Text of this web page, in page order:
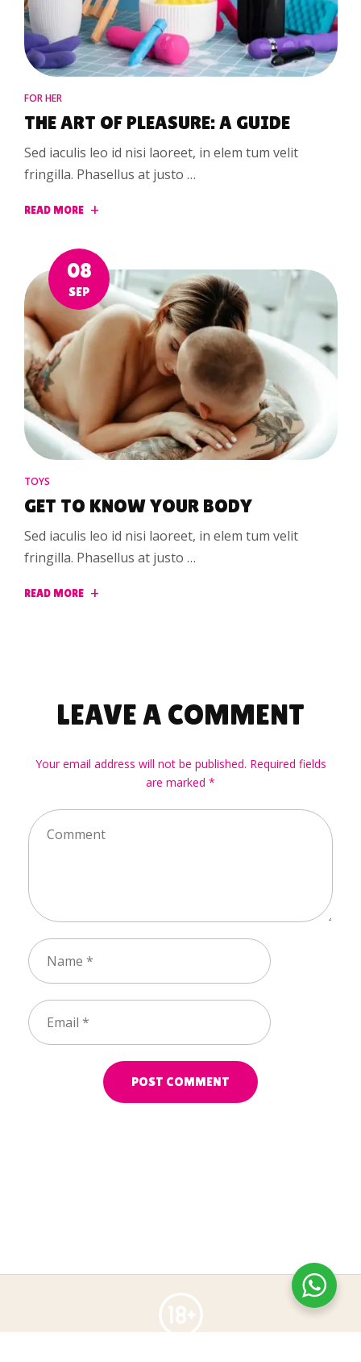
FOR HER
THE ART OF PLEASURE: A GUIDE
Sed iaculis leo id nisi laoreet, in elem tum velit
fringilla. Phasellus at justo …
READ MORE
08
SEP
TOYS
GET TO KNOW YOUR BODY
Sed iaculis leo id nisi laoreet, in elem tum velit
fringilla. Phasellus at justo …
READ MORE
LEAVE A COMMENT
Your email address will not be published. Required fields
are marked *